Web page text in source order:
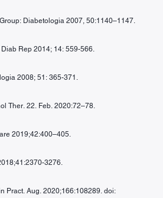
Diabetologia 2007, 50:1140–1147.
Rep 2014; 14: 559-566.
2008; 51: 365-371.
Ther. 22. Feb. 2020:72–78.
2019;42:400–405.
3276.
Pract. Aug. 2020;166:108289. doi: